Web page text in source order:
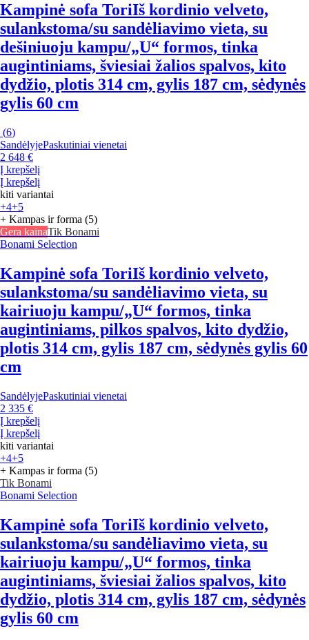
Kampinė sofa ToriIš kordinio velveto,
sulankstoma/su sandėliavimo vieta, su
dešiniuoju kampu/„U“ formos, tinka
augintiniams, šviesiai žalios spalvos, kito
dydžio, plotis 314 cm, gylis 187 cm, sėdynės
gylis 60 cm
(6)
SandėlyjePaskutiniai vienetai
2 648 €
Į krepšelį
Į krepšelį
kiti variantai
+4+5
+ Kampas ir forma (5)
Gera kainaTik Bonami
Bonami Selection
Kampinė sofa ToriIš kordinio velveto,
sulankstoma/su sandėliavimo vieta, su
kairiuoju kampu/„U“ formos, tinka
augintiniams, pilkos spalvos, kito dydžio,
plotis 314 cm, gylis 187 cm, sėdynės gylis 60
cm
SandėlyjePaskutiniai vienetai
2 335 €
Į krepšelį
Į krepšelį
kiti variantai
+4+5
+ Kampas ir forma (5)
Tik Bonami
Bonami Selection
Kampinė sofa ToriIš kordinio velveto,
sulankstoma/su sandėliavimo vieta, su
kairiuoju kampu/„U“ formos, tinka
augintiniams, šviesiai žalios spalvos, kito
dydžio, plotis 314 cm, gylis 187 cm, sėdynės
gylis 60 cm